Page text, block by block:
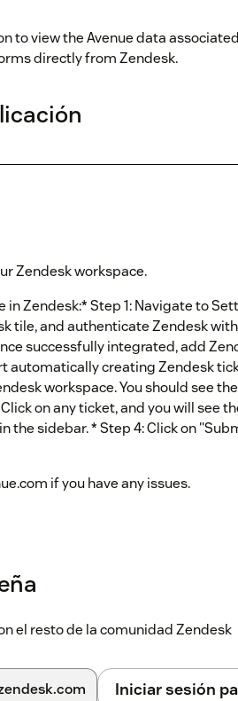
to view the Avenue data
directly from Zendesk.
Zendesk workspace.
in Zendesk:* Step 1: Navigate to
tile, and authenticate Zendesk
successfully integrated, add
automatically creating Zendesk
workspace. You should see
on any ticket, and you will see
the sidebar. * Step 4: Click on
if you have any issues.
el resto de la comunidad Zendesk
Iniciar sesión